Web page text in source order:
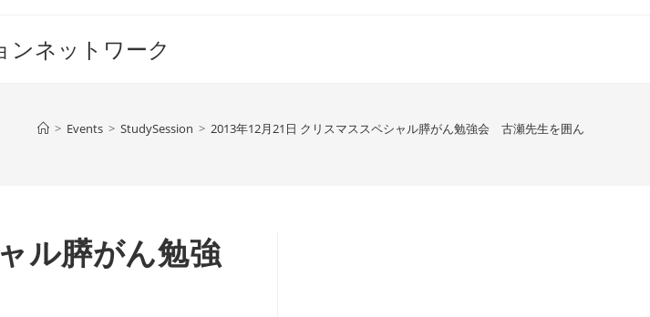
ンネットワーク
> Events > StudySession > 2013年12月21日 クリスマススペシャル膵がん勉強会 古瀬先生を囲んで
ル膵がん勉強